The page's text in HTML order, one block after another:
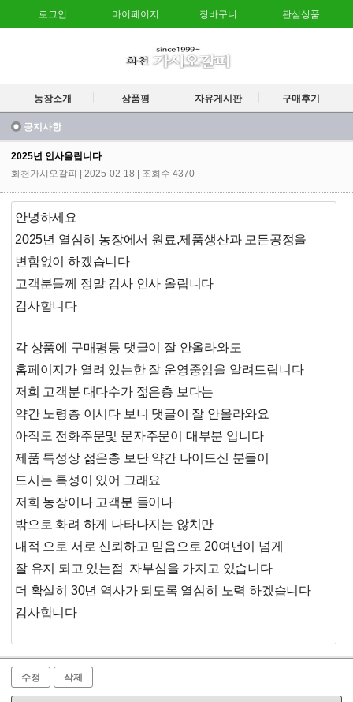
로그인 마이페이지 장바구니 관심상품
농장소개 상품평 자유게시판 구매후기
공지사항
2025년 인사올립니다
화천가시오갈피
| 2025-02-18 | 조회수 4370
안녕하세요
2025년 열심히 농장에서 원료,제품생산과 모든공정을
변함없이 하겠습니다
고객분들께 정말 감사 인사 올립니다
감사합니다
각 상품에 구매평등 댓글이 잘 안올라와도
홈페이지가 열려 있는한 잘 운영중임을 알려드립니다
저희 고객분 대다수가 젊은층 보다는
약간 노령층 이시다 보니 댓글이 잘 안올라와요
아직도 전화주문및 문자주문이 대부분 입니다
제품 특성상 젊은층 보단 약간 나이드신 분들이
드시는 특성이 있어 그래요
저희 농장이나 고객분 들이나
밖으로 화려 하게 나타나지는 않치만
내적 으로 서로 신뢰하고 믿음으로 20여년이 넘게
잘 유지 되고 있는점 자부심을 가지고 있습니다
더 확실히 30년 역사가 되도록 열심히 노력 하겠습니다
감사합니다
수정 삭제